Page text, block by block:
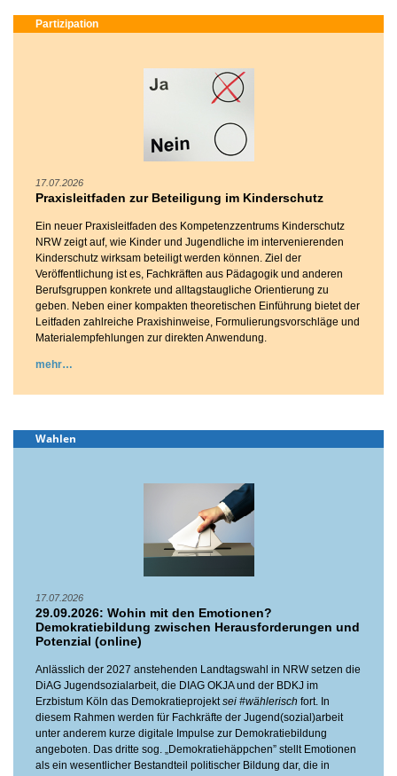
Partizipation
17.07.2026
Praxisleitfaden zur Beteiligung im Kinderschutz
Ein neuer Praxisleitfaden des Kompetenzzentrums Kinderschutz
NRW zeigt auf, wie Kinder und Jugendliche im intervenierenden
Kinderschutz wirksam beteiligt werden können. Ziel der
Veröffentlichung ist es, Fachkräften aus Pädagogik und anderen
Berufsgruppen konkrete und alltagstaugliche Orientierung zu
geben. Neben einer kompakten theoretischen Einführung bietet der
Leitfaden zahlreiche Praxishinweise, Formulierungsvorschläge und
Materialempfehlungen zur direkten Anwendung.
mehr
Wahlen
17.07.2026
29.09.2026: Wohin mit den Emotionen?
Demokratiebildung zwischen Herausforderungen und
Potenzial (online)
Anlässlich der 2027 anstehenden Landtagswahl in NRW setzen die
DiAG Jugendsozialarbeit, die DIAG OKJA und der BDKJ im
Erzbistum Köln das Demokratieprojektsei #wählerisch fort. In
diesem Rahmen werden für Fachkräfte der Jugend(sozial)arbeit
unter anderem kurze digitale Impulse zur Demokratiebildung
angeboten. Das dritte sog. „Demokratiehäppchen” stellt Emotionen
als ein wesentlicher Bestandteil politischer Bildung dar, die in